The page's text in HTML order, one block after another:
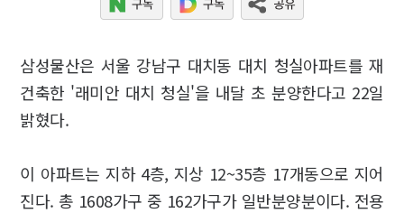
삼성물산은 서울 강남구 대치동 대치 청실아파트를 재
건축한 '래미안 대치 청실'을 내달 초 분양한다고 22일
밝혔다.
이 아파트는 지하 4층, 지상 12~35층 17개동으로 지어
진다. 총 1608가구 중 162가구가 일반분양분이다. 전용